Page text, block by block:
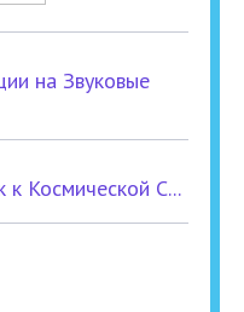
на Звуковые
к Космической С...